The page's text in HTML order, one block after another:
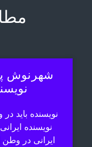
شهرنوش
نویسنده باید
نویسنده
ایرانی در